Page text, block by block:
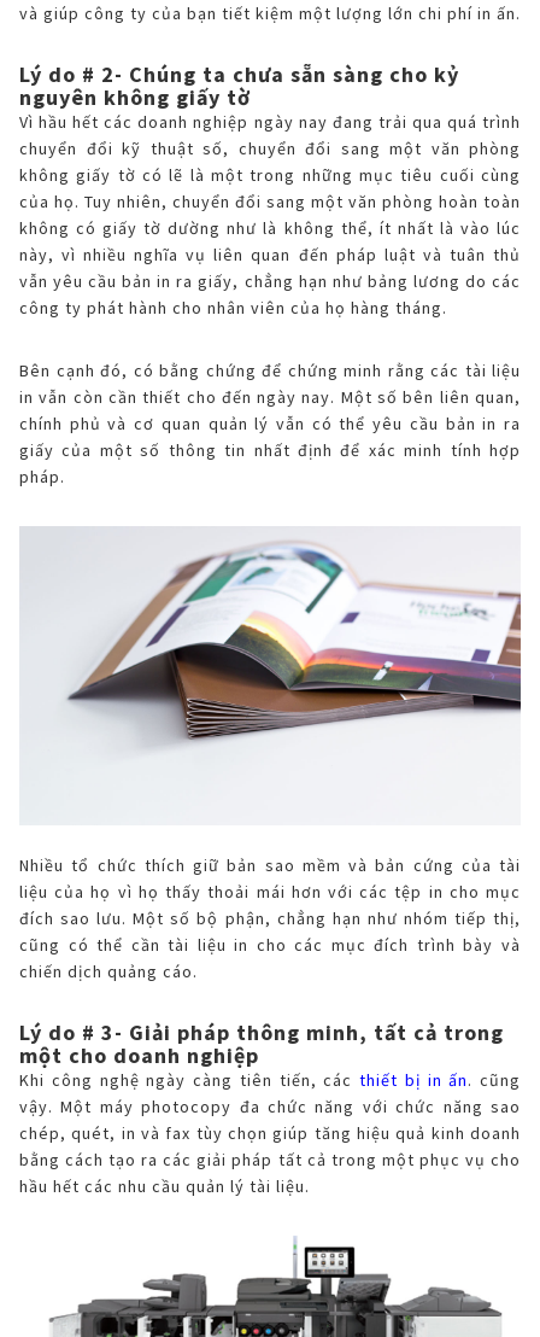
và giúp công ty của bạn tiết kiệm một lượng lớn chi phí in ấn.
Lý do # 2- Chúng ta chưa sẵn sàng cho kỷ
nguyên không giấy tờ
Vì hầu hết các doanh nghiệp ngày nay đang trải qua quá trình
chuyển đổi kỹ thuật số, chuyển đổi sang một văn phòng
không giấy tờ có lẽ là một trong những mục tiêu cuối cùng
của họ. Tuy nhiên, chuyển đổi sang một văn phòng hoàn toàn
không có giấy tờ dường như là không thể, ít nhất là vào lúc
này, vì nhiều nghĩa vụ liên quan đến pháp luật và tuân thủ
vẫn yêu cầu bản in ra giấy, chẳng hạn như bảng lương do các
công ty phát hành cho nhân viên của họ hàng tháng.
Bên cạnh đó, có bằng chứng để chứng minh rằng các tài liệu
in vẫn còn cần thiết cho đến ngày nay. Một số bên liên quan,
chính phủ và cơ quan quản lý vẫn có thể yêu cầu bản in ra
giấy của một số thông tin nhất định để xác minh tính hợp
pháp.
Nhiều tổ chức thích giữ bản sao mềm và bản cứng của tài
liệu của họ vì họ thấy thoải mái hơn với các tệp in cho mục
đích sao lưu. Một số bộ phận, chẳng hạn như nhóm tiếp thị,
cũng có thể cần tài liệu in cho các mục đích trình bày và
chiến dịch quảng cáo.
Lý do # 3- Giải pháp thông minh, tất cả trong
một cho doanh nghiệp
Khi công nghệ ngày càng tiên tiến, các thiết bị in ấn. cũng
vậy. Một máy photocopy đa chức năng với chức năng sao
chép, quét, in và fax tùy chọn giúp tăng hiệu quả kinh doanh
bằng cách tạo ra các giải pháp tất cả trong một phục vụ cho
hầu hết các nhu cầu quản lý tài liệu.